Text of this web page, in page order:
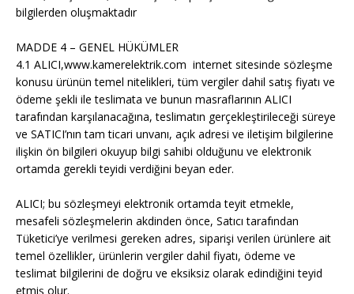
bilgilerden oluşmaktadır
MADDE 4 – GENEL HÜKÜMLER
4.1 ALICI,www.kamerelektrik.com internet sitesinde sözleşme
konusu ürünün temel nitelikleri, tüm vergiler dahil satış fiyatı ve
ödeme şekli ile teslimata ve bunun masraflarının ALICI
tarafından karşılanacağına, teslimatın gerçekleştirileceği süreye
ve SATICI’nın tam ticari unvanı, açık adresi ve iletişim bilgilerine
ilişkin ön bilgileri okuyup bilgi sahibi olduğunu ve elektronik
ortamda gerekli teyidi verdiğini beyan eder.
ALICI; bu sözleşmeyi elektronik ortamda teyit etmekle,
mesafeli sözleşmelerin akdinden önce, Satıcı tarafından
Tüketici’ye verilmesi gereken adres, siparişi verilen ürünlere ait
temel özellikler, ürünlerin vergiler dahil fiyatı, ödeme ve
teslimat bilgilerini de doğru ve eksiksiz olarak edindiğini teyid
etmiş olur.